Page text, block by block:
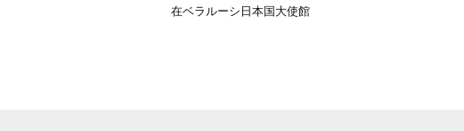
在ベラルーシ日本国大使館